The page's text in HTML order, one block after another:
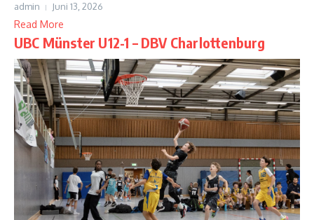
admin Juni 13, 2026
Read More
UBC Münster U12-1 – DBV Charlottenburg